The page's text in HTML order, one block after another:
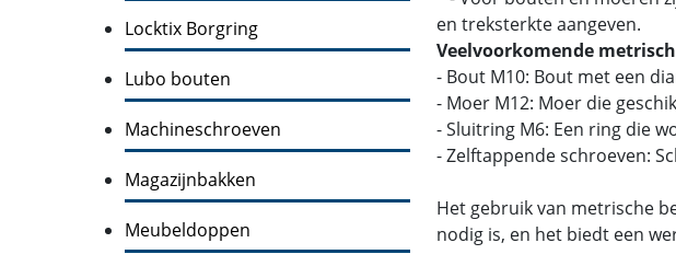
Locktix Borgring
Lubo bouten
Machineschroeven
Magazijnbakken
Meubeldoppen
en treksterkte aangeven.
Veelvoorkomende
- Bout M10: Bout met een
- Moer M12: Moer die
- Sluitring M6: Een ring die
- Zelftappende schroeven:
Het gebruik van metrische
nodig is, en het biedt een